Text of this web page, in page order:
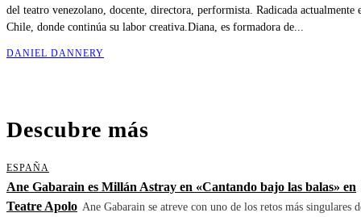
del teatro venezolano, docente, directora, performista. Radicada actualmente
Chile, donde continúa su labor creativa.Diana, es formadora de...
DANIEL DANNERY
Descubre más
ESPAÑA
Ane Gabarain es Millán Astray en «Cantando bajo las balas» en
Teatre Apolo Ane Gabarain se atreve con uno de los retos más singulares